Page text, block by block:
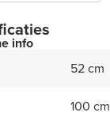
info
52 cm
100 cm